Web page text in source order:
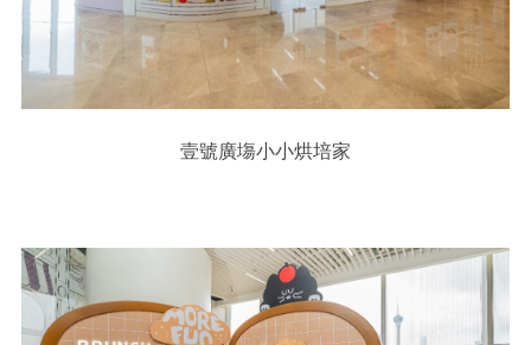
壹號廣塲小小烘培家